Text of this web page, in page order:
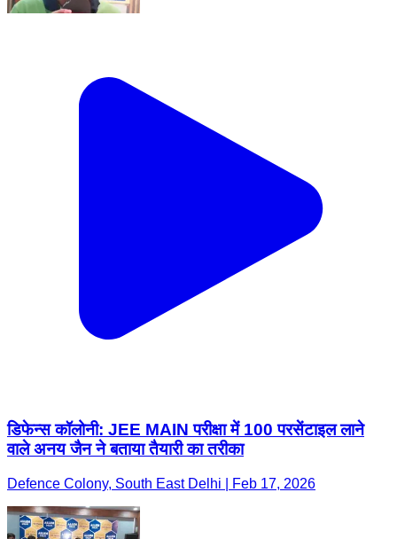
डिफेन्स कॉलोनी: JEE MAIN परीक्षा में 100 परसेंटाइल लाने
वाले अनय जैन ने बताया तैयारी का तरीका
Defence Colony, South East Delhi | Feb 17, 2026